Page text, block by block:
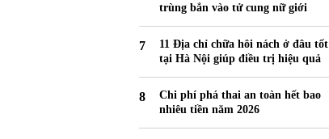
trùng bắn vào tử cung nữ giới
11 Địa chỉ chữa hôi nách ở đâu tốt
tại Hà Nội giúp điều trị hiệu quả
Chi phí phá thai an toàn hết bao
nhiêu tiền năm 2026